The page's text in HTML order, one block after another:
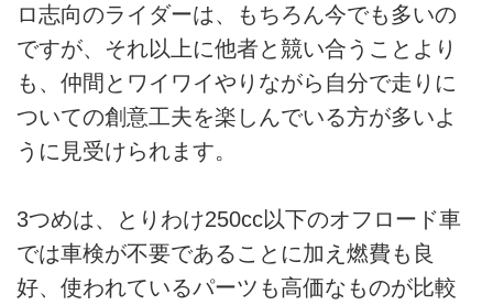
ロ志向のライダーは、もちろん今でも多いの
ですが、それ以上に他者と競い合うことより
も、仲間とワイワイやりながら自分で走りに
ついての創意工夫を楽しんでいる方が多いよ
うに見受けられます。
3つめは、とりわけ250cc以下のオフロード車
では車検が不要であることに加え燃費も良
好、使われているパーツも高価なものが比較